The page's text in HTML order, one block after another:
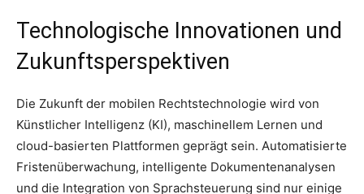
Technologische Innovationen und
Zukunftsperspektiven
Die Zukunft der mobilen Rechtstechnologie wird von
Künstlicher Intelligenz (KI), maschinellem Lernen und
cloud-basierten Plattformen geprägt sein. Automatisierte
Fristenüberwachung, intelligente Dokumentenanalysen
und die Integration von Sprachsteuerung sind nur einige